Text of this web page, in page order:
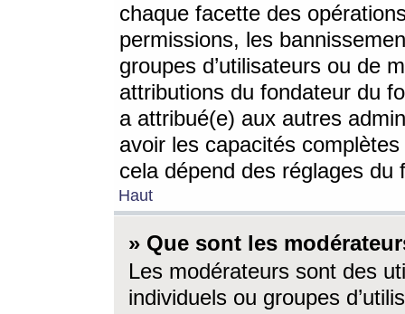
chaque facette des
permissions, les
groupes d’utilisateurs ou de
attributions du fondateur du
a attribué(e) aux autres
avoir les capacités
cela dépend des réglages du
Haut
» Que sont les
Les modérateurs sont des
individuels ou groupes